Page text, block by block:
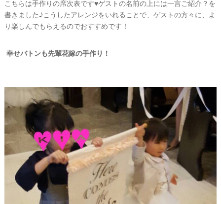
こちらは手作りの席次表です♥ゲストの名前の上には一言ご紹介？を
書きました♪こうしたアレンジをいれることで、ゲストの方々に、よ
り楽しんでもらえるのでおすすめです！
幸せバトンも先輩花嫁の手作り！